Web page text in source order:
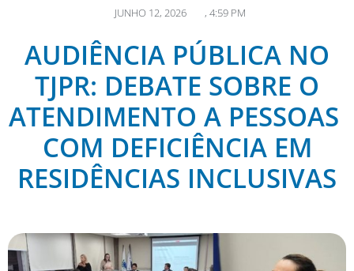
JUNHO 12, 2026 , 4:59 PM
AUDIÊNCIA PÚBLICA NO
TJPR: DEBATE SOBRE O
ATENDIMENTO A PESSOAS
COM DEFICIÊNCIA EM
RESIDÊNCIAS INCLUSIVAS